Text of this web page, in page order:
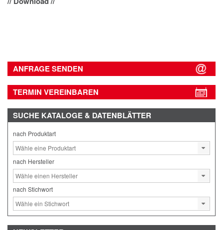
ANFRAGE SENDEN
TERMIN VEREINBAREN
SUCHE KATALOGE & DATENBLÄTTER
nach Produktart
nach Hersteller
nach Stichwort